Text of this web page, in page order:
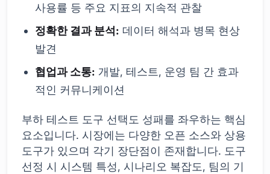
사용률 등 주요 지표의 지속적 관찰
정확한 결과 분석: 데이터 해석과 병목 현상
발견
협업과 소통: 개발, 테스트, 운영 팀 간 효과
적인 커뮤니케이션
부하 테스트 도구 선택도 성패를 좌우하는 핵심
요소입니다. 시장에는 다양한 오픈 소스와 상용
도구가 있으며 각기 장단점이 존재합니다. 도구
선정 시 시스템 특성, 시나리오 복잡도, 팀의 기